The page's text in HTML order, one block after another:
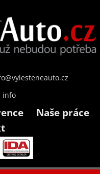
info
Naše práce